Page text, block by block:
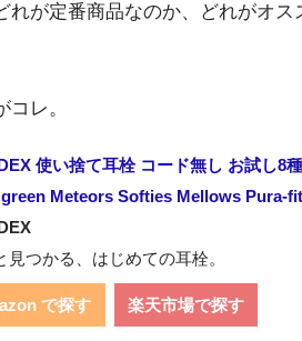
れが定番商品なのか、どれがオ
レ。
使い捨て耳栓 コード無し お試し
Meteors Softies Mellows Pura-
見つかる、はじめての耳栓。
で探す 楽天市場で探す